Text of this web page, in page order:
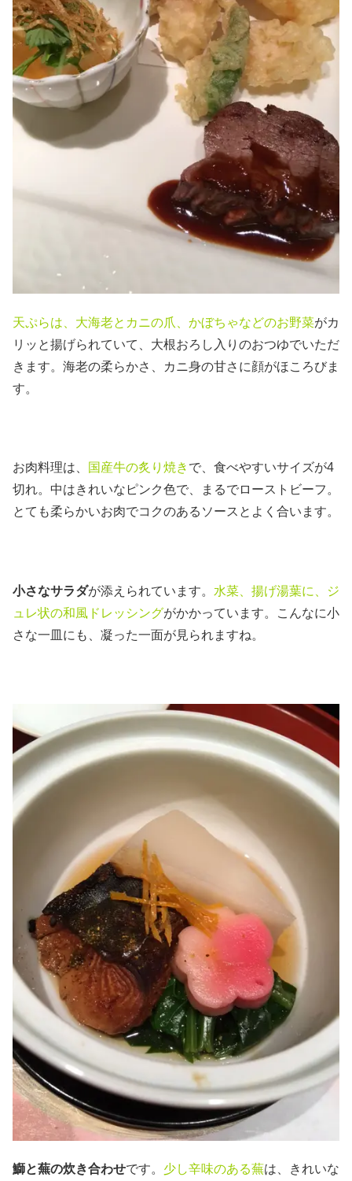
天ぷらは、大海老とカニの爪、かぼちゃなどのお野菜がカ
リッと揚げられていて、大根おろし入りのおつゆでいただ
きます。海老の柔らかさ、カニ身の甘さに顔がほころびま
す。
お肉料理は、 国産牛の炙り焼き で、食べやすいサイズが4
切れ。中はきれいなピンク色で、まるでローストビーフ。
とても柔らかいお肉でコクのあるソースとよく合います。
小さなサラダが添えられています。 水菜、揚げ湯葉に、ジ
ュレ状の和風ドレッシングがかかっています。こんなに小
さな一皿にも、凝った一面が見られますね。
鰤と蕪の炊き合わせです。 少し辛味のある蕪は、きれいな